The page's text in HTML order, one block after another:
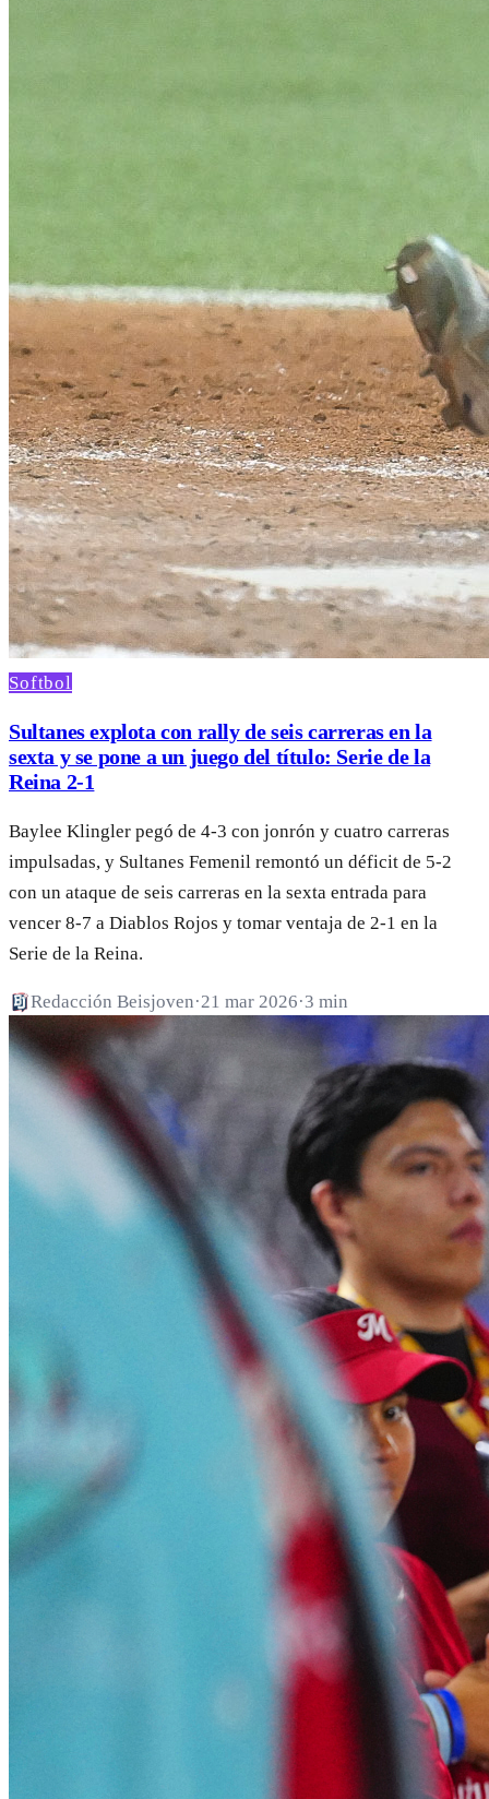
Softbol
Sultanes explota con rally de seis carreras en la
sexta y se pone a un juego del título: Serie de la
Reina 2-1
Baylee Klingler pegó de 4-3 con jonrón y cuatro carreras
impulsadas, y Sultanes Femenil remontó un déficit de 5-2
con un ataque de seis carreras en la sexta entrada para
vencer 8-7 a Diablos Rojos y tomar ventaja de 2-1 en la
Serie de la Reina.
Redacción Beisjoven·21 mar 2026·3 min